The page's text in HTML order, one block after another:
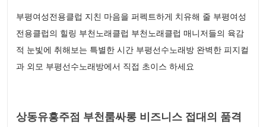
부평여성전용클럽 지친 마음을 퍼펙트하게 치유해 줄 부평여성
전용클럽의 힐링 부천노래클럽 부천노래클럽 매니저들의 육감
적 눈빛에 취해보는 특별한 시간 부평선수노래방 완벽한 피지컬
과 외모 부평선수노래방에서 직접 초이스 하세요
상동유흥주점 부천룸싸롱 비즈니스 접대의 품격